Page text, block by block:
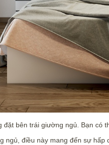
bên trái giường ngủ. Bạn
ngủ, điều này mang đến sự